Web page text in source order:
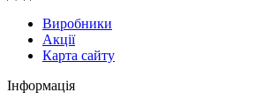
Виробники
Акції
Карта сайту
Інформація